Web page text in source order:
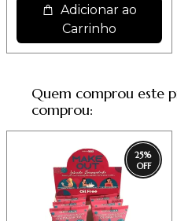
Adicionar ao
Carrinho
Quem comprou este
comprou:
25%